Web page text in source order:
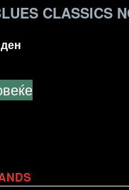
CLASSICS
ден